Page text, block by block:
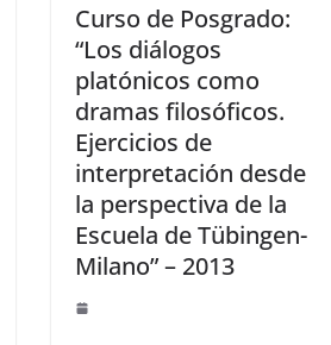
Curso de Posgrado:
“Los diálogos
platónicos como
dramas filosóficos.
Ejercicios de
interpretación desde
la perspectiva de la
Escuela de Tübingen-
Milano” – 2013